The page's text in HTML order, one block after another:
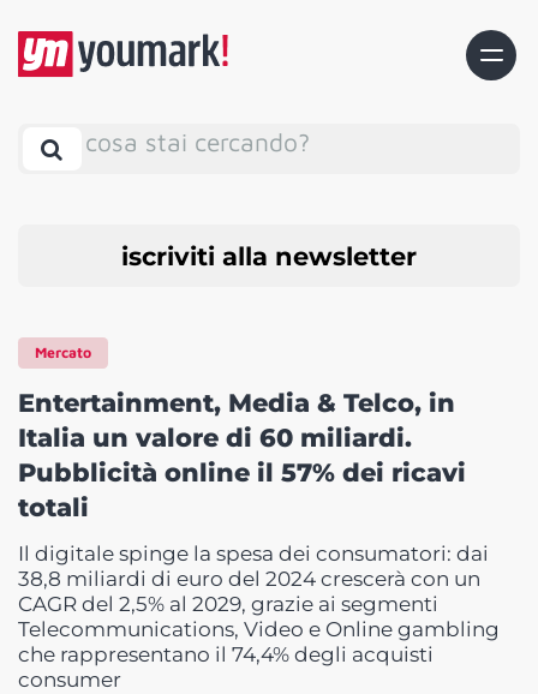
cosa stai cercando?
iscriviti alla newsletter
Mercato
Entertainment, Media & Telco, in
Italia un valore di 60 miliardi.
Pubblicità online il 57% dei ricavi
totali
Il digitale spinge la spesa dei consumatori: dai
38,8 miliardi di euro del 2024 crescerà con un
CAGR del 2,5% al 2029, grazie ai segmenti
Telecommunications, Video e Online gambling
che rappresentano il 74,4% degli acquisti
consumer